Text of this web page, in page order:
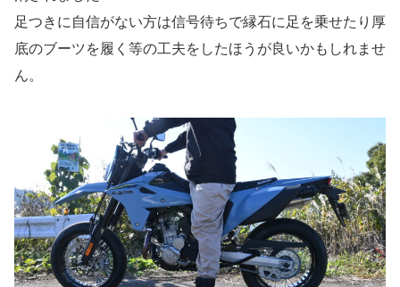
足つきに自信がない方は信号待ちで縁石に足を乗せたり厚
底のブーツを履く等の工夫をしたほうが良いかもしれませ
ん。